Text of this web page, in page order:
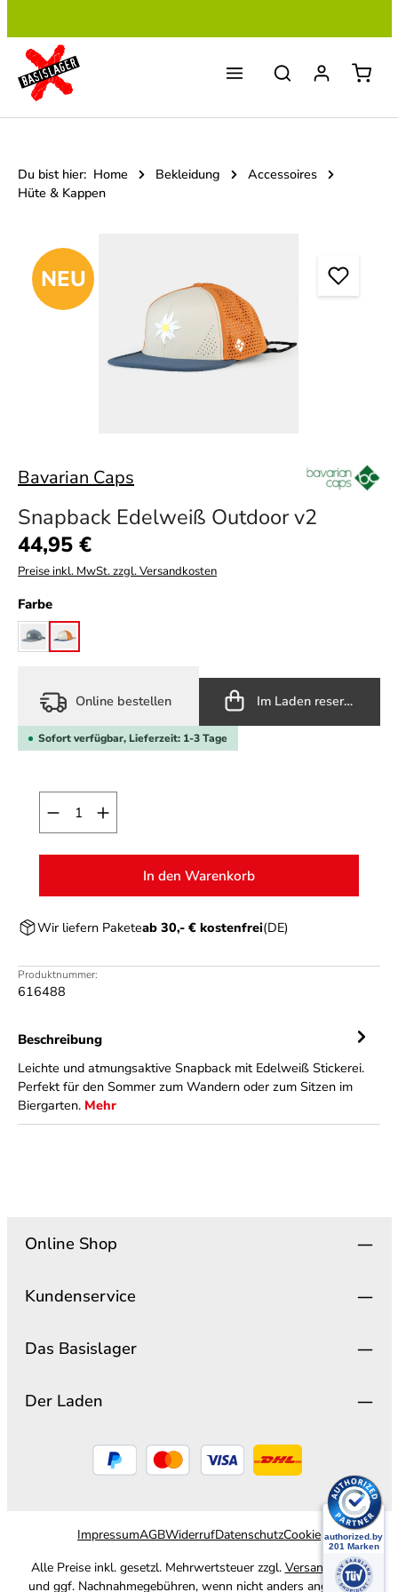
Du bist hier: Home Bekleidung
Accessoires
Hüte & Kappen
NEU
Bavarian Caps
Snapback Edelweiß Outdoor v2
Regulärer Preis:
44,95 €
Preise inkl. MwSt. zzgl. Versandkosten
Farbeauswählen
graublauorange/blau
Online bestellen Im Laden reservieren
Sofort verfügbar, Lieferzeit: 1-3 Tage
Produkt Anzahl: Gib den gewünschten Wert
In den Warenkorb
Wir liefern Paketeab 30,- € kostenfrei(DE)
Produktnummer:
616488
Beschreibung
Leichte und atmungsaktive Snapback mit Edelweiß Stickerei.
Perfekt für den Sommer zum Wandern oder zum Sitzen im
Biergarten. Mehr
Online Shop
Kundenservice
Das Basislager
Der Laden
ImpressumAGBWiderrufDatenschutzCookie
Alle Preise inkl. gesetzl. Mehrwertsteuer zzgl. Versandkosten
und ggf. Nachnahmegebühren, wenn nicht anders angegeben.